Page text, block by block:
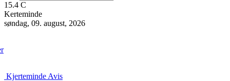
15.4 C
Kerteminde
søndag, 09. august, 2026
Kjerteminde Avis